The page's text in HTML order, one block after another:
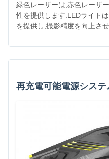
緑色レーザーは,赤色レーザ
性を提供します.LEDライト
を提供し,撮影精度を向上させ
再充電可能電源システ